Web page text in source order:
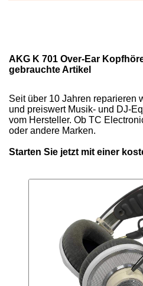
AKG K 701 Over-Ear
gebrauchte Artikel
Seit über 10 Jahren reparieren
und preiswert Musik- und DJ-
vom Hersteller. Ob TC
oder andere Marken.
Starten Sie jetzt mit einer